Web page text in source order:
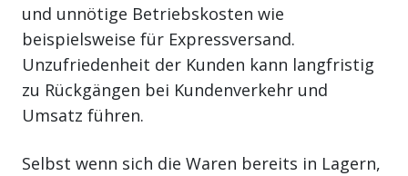
und unnötige Betriebskosten wie
beispielsweise für Expressversand.
Unzufriedenheit der Kunden kann langfristig
zu Rückgängen bei Kundenverkehr und
Umsatz führen.
Selbst wenn sich die Waren bereits in Lagern,